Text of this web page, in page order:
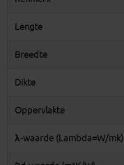
Lengte
Breedte
Dikte
Oppervlakte
λ-waarde (Lambda=W/mk)